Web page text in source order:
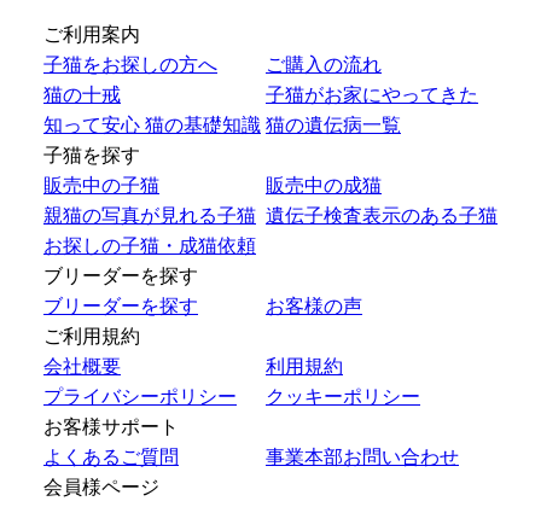
ご利用案内
子猫をお探しの方へ
ご購入の流れ
猫の十戒
子猫がお家にやってきた
知って安心 猫の基礎知識 猫の遺伝病一覧
子猫を探す
販売中の子猫
販売中の成猫
親猫の写真が見れる子猫 遺伝子検査表示のある子猫
お探しの子猫・成猫依頼
ブリーダーを探す
ブリーダーを探す
お客様の声
ご利用規約
会社概要
利用規約
プライバシーポリシー
クッキーポリシー
お客様サポート
よくあるご質問
事業本部お問い合わせ
会員様ページ